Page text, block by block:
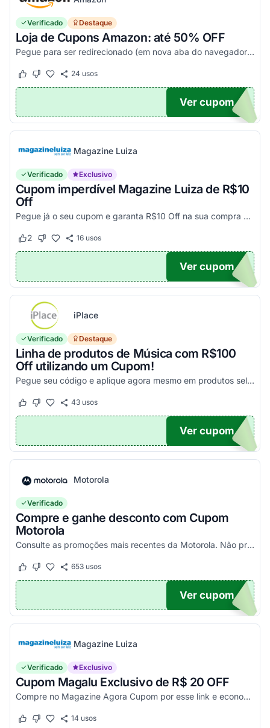
Verificado Destaque
Loja de Cupons Amazon: até 50% OFF
Pegue para ser redirecionado (em nova aba do navegador) e acesse todos os cupons disponíveis da Amazon Brasil. Aproveite para economizar nesse link. Corra e garanta já o seu descon...
Este cupom funcionou
Este cupom não funcionou
24 usos
TICO
Ver cupom
Magazine Luiza
Verificado Exclusivo
Cupom imperdível Magazine Luiza de R$10
Off
Pegue já o seu cupom e garanta R$10 Off na sua compra acima de R$500,00
Este cupom funcionou
2 Este cupom não funcionou
16usos
UPOM
Ver cupom
iPlace
Verificado Destaque
Linha de produtos de Música com R$100
Off utilizando um Cupom!
Pegue seu código e aplique agora mesmo em produtos selecionados para garantir seus descontos!
Este cupom funcionou
Este cupom não funcionou
43usos
100
Ver cupom
Motorola
Verificado
Compre e ganhe desconto com Cupom
Motorola
Consulte as promoções mais recentes da Motorola. Não precisa de cupom, descontos já aplicados no site.
Este cupom funcionou
Este cupom não funcionou
653usos
TICO
Ver cupom
Magazine Luiza
Verificado Exclusivo
Cupom Magalu Exclusivo de R$ 20 OFF
Compre no Magazine Agora Cupom por esse link e economize R$ 20 na compra de produtos acima de R$ 999 vendidos e entregues por Magazine Luiza. Economize!
Este cupom funcionou
Este cupom não funcionou
14 usos